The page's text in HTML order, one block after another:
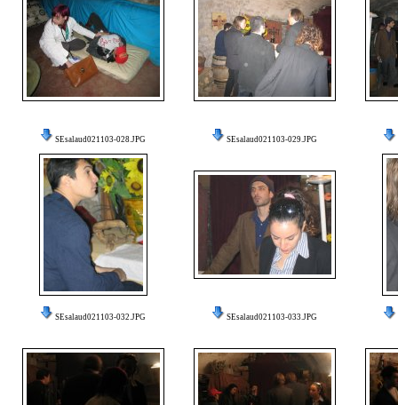
SEsalaud021103-028.JPG SEsalaud021103-029.JPG
SEsalaud021103-032.JPG SEsalaud021103-033.JPG